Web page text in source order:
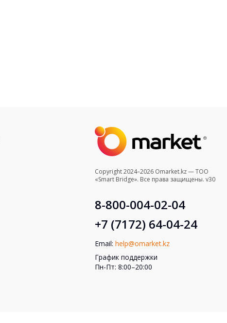
Copyright 2024–2026 Omarket.kz — ТОО
«Smart Bridge». Все права защищены. v30
8-800-004-02-04
+7 (7172) 64-04-24
Email: help@omarket.kz
График поддержки
Пн-Пт: 8:00–20:00